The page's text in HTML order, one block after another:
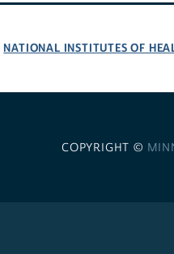
NATIONAL INSTITUTES OF
COPYRIGHT ©